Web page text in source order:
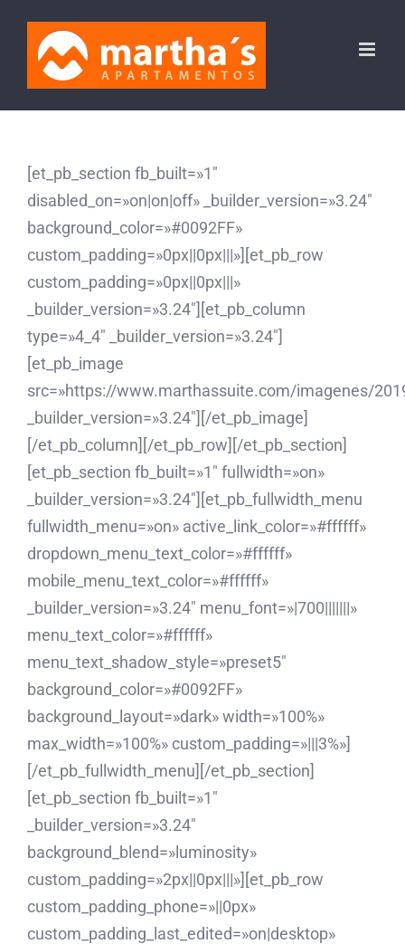
contenido
[et_pb_section fb_built=»1″
disabled_on=»on|on|off» _builder_version=»3.24″
background_color=»#0092FF»
custom_padding=»0px||0px|||»][et_pb_row
custom_padding=»0px||0px|||»
_builder_version=»3.24″][et_pb_column
type=»4_4″ _builder_version=»3.24″]
[et_pb_image
src=»https://www.marthassuite.com/imagenes/
_builder_version=»3.24″][/et_pb_image]
[/et_pb_column][/et_pb_row][/et_pb_section]
[et_pb_section fb_built=»1″ fullwidth=»on»
_builder_version=»3.24″][et_pb_fullwidth_menu
fullwidth_menu=»on» active_link_color=»#ffffff»
dropdown_menu_text_color=»#ffffff»
mobile_menu_text_color=»#ffffff»
_builder_version=»3.24″ menu_font=»|700|||||||»
menu_text_color=»#ffffff»
menu_text_shadow_style=»preset5″
background_color=»#0092FF»
background_layout=»dark» width=»100%»
max_width=»100%» custom_padding=»|||3%»]
[/et_pb_fullwidth_menu][/et_pb_section]
[et_pb_section fb_built=»1″
_builder_version=»3.24″
background_blend=»luminosity»
custom_padding=»2px||0px|||»][et_pb_row
custom_padding_phone=»||0px»
custom_padding_last_edited=»on|desktop»